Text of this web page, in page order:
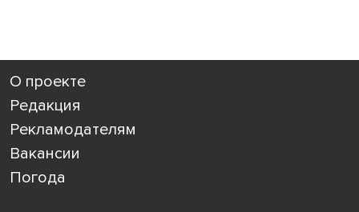
О проекте
Редакция
Рекламодателям
Вакансии
Погода